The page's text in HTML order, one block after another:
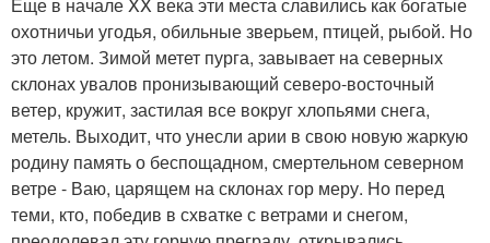
Еще в начале XX века эти места славились как богатые
охотничьи угодья, обильные зверьем, птицей, рыбой. Но
это летом. Зимой метет пурга, завывает на северных
склонах увалов пронизывающий северо-восточный
ветер, кружит, застилая все вокруг хлопьями снега,
метель. Выходит, что унесли арии в свою новую жаркую
родину память о беспощадном, смертельном северном
ветре - Ваю, царящем на склонах гор меру. Но перед
теми, кто, победив в схватке с ветрами и снегом,